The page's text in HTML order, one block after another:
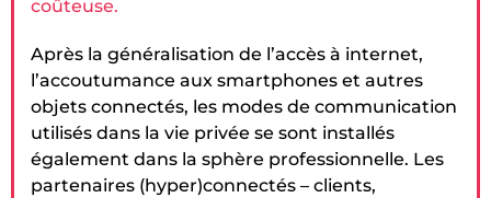
coûteuse.
Après la généralisation de l’accès à internet,
l’accoutumance aux smartphones et autres
objets connectés, les modes de communication
utilisés dans la vie privée se sont installés
également dans la sphère professionnelle. Les
partenaires (hyper)connectés – clients,